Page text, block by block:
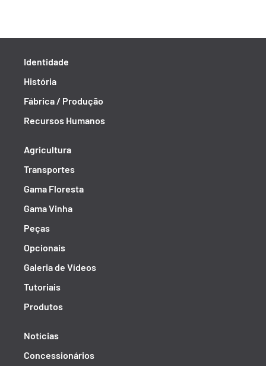
Identidade
História
Fábrica / Produção
Recursos Humanos
Agricultura
Transportes
Gama Floresta
Gama Vinha
Peças
Opcionais
Galeria de Vídeos
Tutoriais
Produtos
Notícias
Concessionários